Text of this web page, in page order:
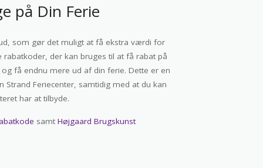
på Din Ferie
som gør det muligt at få ekstra værdi for
der kan bruges til at få rabat på
få endnu mere ud af din ferie. Dette er en
Feriecenter, samtidig med at du kan
har at tilbyde.
samt Højgaard Brugskunst